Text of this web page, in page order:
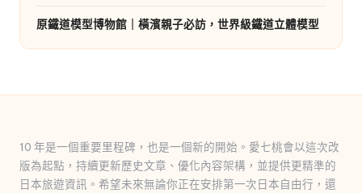
原鐵道模型博物館｜橫濱親子必訪，世界級鐵道立體模型
10 年是一個重要里程碑，也是一個新的開始。愛七桃會以這次改
版為起點，持續更新歷史文章、優化內容架構，並提供更精準的
日本旅遊資訊。希望未來無論你正在安排第一次日本自由行，還